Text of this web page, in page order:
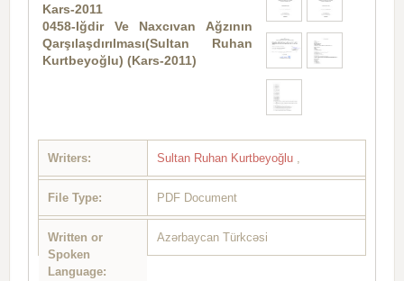
Kars-2011
0458-Iğdir Ve Naxcıvan Ağzının
Qarşılaşdırılması(Sultan Ruhan
Kurtbeyoğlu) (Kars-2011)
Writers: Sultan Ruhan Kurtbeyoğlu
File Type: PDF Document
Written or
Spoken
Language:
Azərbaycan Türkcəsi